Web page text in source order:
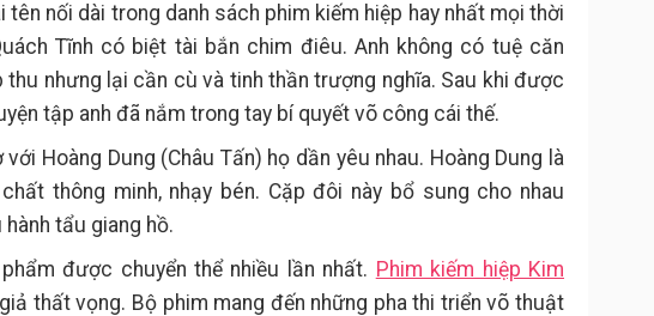
tên nối dài trong danh sách phim kiếm hiệp hay nhất mọi thời
Tĩnh có biệt tài bắn chim điêu. Anh không có tuệ căn
thu nhưng lại cần cù và tinh thần trượng nghĩa. Sau khi được
tập anh đã nắm trong tay bí quyết võ công cái thế.
Hoàng Dung (Châu Tấn) họ dần yêu nhau. Hoàng Dung là
thông minh, nhạy bén. Cặp đôi này bổ sung cho nhau
tẩu giang hồ.
được chuyển thể nhiều lần nhất. Phim kiếm hiệp Kim
thất vọng. Bộ phim mang đến những pha thi triển võ thuật